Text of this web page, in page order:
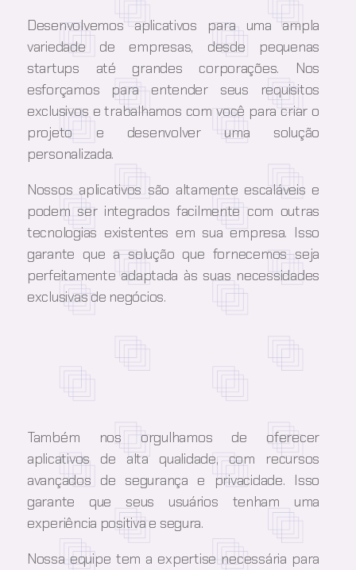
Desenvolvemos aplicativos para uma ampla
variedade de empresas, desde pequenas
startups até grandes corporações. Nos
esforçamos para entender seus requisitos
exclusivos e trabalhamos com você para criar o
projeto e desenvolver uma solução
personalizada.
Nossos aplicativos são altamente escaláveis e
podem ser integrados facilmente com outras
tecnologias existentes em sua empresa. Isso
garante que a solução que fornecemos seja
perfeitamente adaptada às suas necessidades
exclusivas de negócios.
Também nos orgulhamos de oferecer
aplicativos de alta qualidade, com recursos
avançados de segurança e privacidade. Isso
garante que seus usuários tenham uma
experiência positiva e segura.
Nossa equipe tem a expertise necessária para